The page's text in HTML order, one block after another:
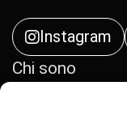
Instagram
Chi sono